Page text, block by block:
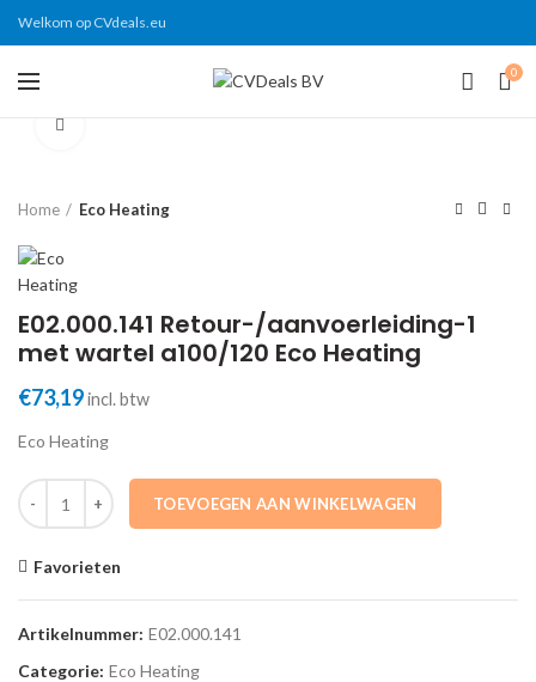
Welkom op CVdeals.eu
0
Home Eco Heating
E02.000.141 Retour-/aanvoerleiding-1
met wartel a100/120 Eco Heating
€73,19incl. btw
Eco Heating
E02.000.141 Retour-/aanvoerleiding-1 met wartel a100/120 Eco
TOEVOEGEN AAN WINKELWAGEN
Favorieten
Artikelnummer: E02.000.141
Categorie: Eco Heating